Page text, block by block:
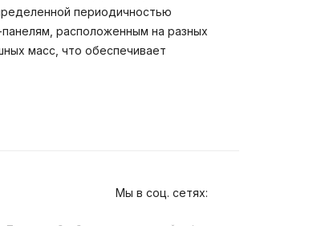
периодичностью
расположенным на разных
масс, что обеспечивает
Мы в соц. сетях: